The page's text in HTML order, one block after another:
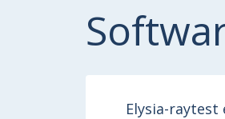
Elysia-